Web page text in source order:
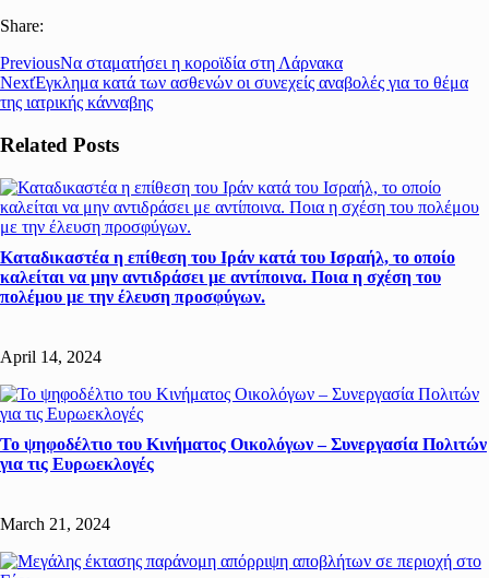
Share:
PreviousΝα σταματήσει η κοροϊδία στη Λάρνακα
NextΈγκλημα κατά των ασθενών οι συνεχείς αναβολές για το θέμα
της ιατρικής κάνναβης
Related Posts
Καταδικαστέα η επίθεση του Ιράν κατά του Ισραήλ, το οποίο
καλείται να μην αντιδράσει με αντίποινα. Ποια η σχέση του
πολέμου με την έλευση προσφύγων.
April 14, 2024
Το ψηφοδέλτιο του Κινήματος Οικολόγων – Συνεργασία Πολιτών
για τις Ευρωεκλογές
March 21, 2024